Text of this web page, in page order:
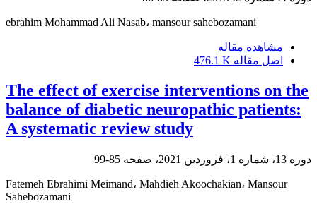
ebrahim Mohammad Ali Nasab، mansour sahebozamani
مشاهده مقاله
اصل مقاله 476.1 K
The effect of exercise interventions on the
balance of diabetic neuropathic patients:
A systematic review study
دوره 13، شماره 1، فروردین 2021، صفحه 85-99
Fatemeh Ebrahimi Meimand، Mahdieh Akoochakian، Mansour
Sahebozamani